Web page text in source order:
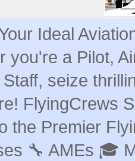
Ideal
you're a Pilot,
seize
FlyingCrews
the Premier
🔧 AMEs 🎓